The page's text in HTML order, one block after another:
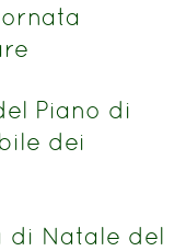
Piano di
dei
di Natale del